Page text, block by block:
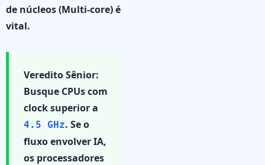
de núcleos (Multi-core) é
vital.
Veredito Sênior:
Busque CPUs com
clock superior a
4.5 GHz. Se o
fluxo envolver IA,
os processadores